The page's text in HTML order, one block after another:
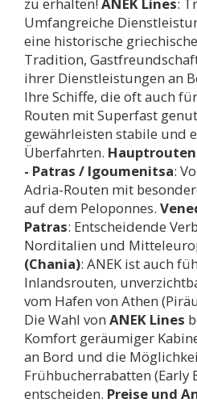
zu erhalten! ANEK Lines:
Umfangreiche
eine historische
Tradition,
ihrer Dienstleistungen an
Ihre Schiffe, die oft auch für
Routen mit Superfast
gewährleisten stabile und
Überfahrten.
- Patras / Igoumenitsa:
Adria-Routen mit
auf dem Peloponnes.
Patras: Entscheidende
Norditalien und
(Chania): ANEK ist auch
Inlandsrouten,
vom Hafen von Athen
Die Wahl von ANEK Lines
Komfort geräumiger
an Bord und die
Frühbucherrabatten (Early
entscheiden. Preise und